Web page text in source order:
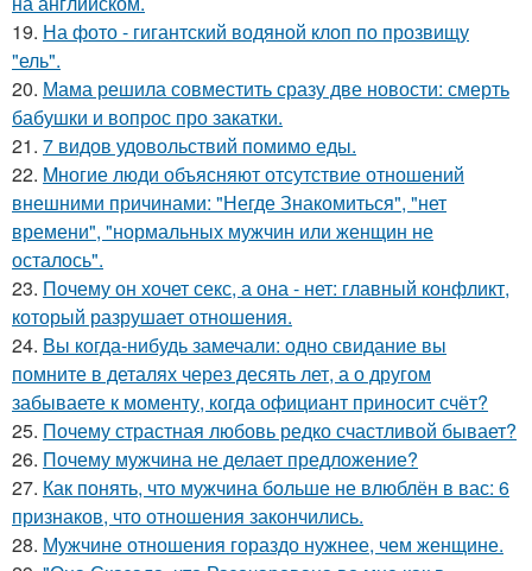
19. На фото - гигантский водяной клоп по прозвищу
"ель".
20. Мама решила совместить сразу две новости: смерть
бабушки и вопрос про закатки.
21. 7 видов удовольствий помимо еды.
22. Mногие люди объясняют отсутствие отношений
внешними причинами: "Негде Знакомиться", "нет
времени", "нормальных мужчин или женщин не
осталось".
23. Почему он хочет секс, а она - нет: главный конфликт,
который разрушает отношения.
24. Вы когда-нибудь замечали: одно свидание вы
помните в деталях через десять лет, а о другом
забываете к моменту, когда официант приносит счёт?
25. Почему страстная любовь редко счастливой бывает?
26. Почему мужчина не делает предложение?
27. Как понять, что мужчина больше не влюблён в вас: 6
признаков, что отношения закончились.
28. Мужчине отношения гораздо нужнее, чем женщине.